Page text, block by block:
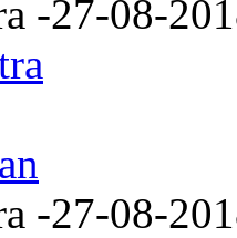
-27-08-
-27-08-